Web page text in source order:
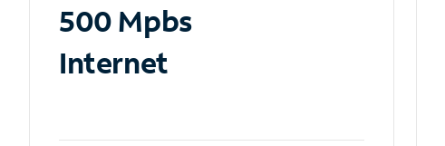
500 Mpbs
Internet